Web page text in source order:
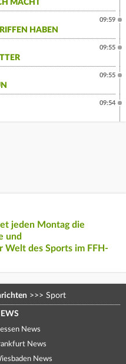
MACHT
HABEN
09:59
09:55
09:55
09:54
jeden Montag die
und
Welt des Sports im FFH-
>>> Sport
News
News
News